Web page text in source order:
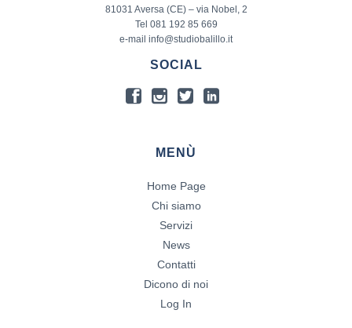
81031 Aversa (CE) – via Nobel, 2
Tel 081 192 85 669
e-mail info@studiobalillo.it
SOCIAL
MENÙ
Home Page
Chi siamo
Servizi
News
Contatti
Dicono di noi
Log In